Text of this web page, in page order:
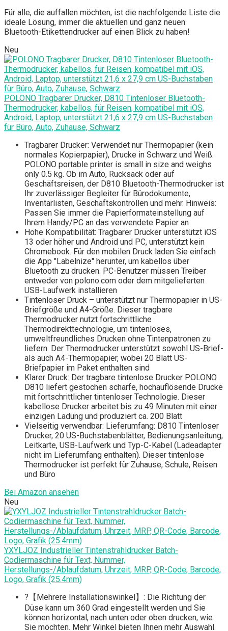
Für alle, die auffallen möchten, ist die nachfolgende Liste die
ideale Lösung, immer die aktuellen und ganz neuen
Bluetooth-Etikettendrucker auf einen Blick zu haben!
Neu
POLONO Tragbarer Drucker, D810 Tintenloser Bluetooth-
Thermodrucker, kabellos, für Reisen, kompatibel mit iOS,
Android, Laptop, unterstützt 21,6 x 27,9 cm US-Buchstaben
für Büro, Auto, Zuhause, Schwarz
Tragbarer Drucker: Verwendet nur Thermopapier (kein
normales Kopierpapier), Drucke in Schwarz und Weiß.
POLONO portable printer is small in size and weighs
only 0.5 kg. Ob im Auto, Rucksack oder auf
Geschäftsreisen, der D810 Bluetooth-Thermodrucker ist
Ihr zuverlässiger Begleiter für Bürodokumente,
Inventarlisten, Geschäftskontrollen und mehr. Hinweis:
Passen Sie immer die Papierformateinstellung auf
Ihrem Handy/PC an das verwendete Papier an
Hohe Kompatibilität: Tragbarer Drucker unterstützt iOS
13 oder höher und Android und PC, unterstützt kein
Chromebook. Für den mobilen Druck laden Sie einfach
die App "Labelnize" herunter, um kabellos über
Bluetooth zu drucken. PC-Benutzer müssen Treiber
entweder von polono.com oder dem mitgelieferten
USB-Laufwerk installieren
Tintenloser Druck – unterstützt nur Thermopapier in US-
Briefgröße und A4-Größe. Dieser tragbare
Thermodrucker nutzt fortschrittliche
Thermodirekttechnologie, um tintenloses,
umweltfreundliches Drucken ohne Tintenpatronen zu
liefern. Der Thermodrucker unterstützt sowohl US-Brief-
als auch A4-Thermopapier, wobei 20 Blatt US-
Briefpapier im Paket enthalten sind
Klarer Druck: Der tragbare tintenlose Drucker POLONO
D810 liefert gestochen scharfe, hochauflösende Drucke
mit fortschrittlicher tintenloser Technologie. Dieser
kabellose Drucker arbeitet bis zu 49 Minuten mit einer
einzigen Ladung und produziert ca. 200 Blatt
Vielseitig verwendbar: Lieferumfang: D810 Tintenloser
Drucker, 20 US-Buchstabenblätter, Bedienungsanleitung,
Leitkarte, USB-Laufwerk und Typ-C-Kabel (Ladeadapter
nicht im Lieferumfang enthalten). Dieser tintenlose
Thermodrucker ist perfekt für Zuhause, Schule, Reisen
und Büro
Bei Amazon ansehen
Neu
YXYLJOZ Industrieller Tintenstrahldrucker Batch-
Codiermaschine für Text, Nummer,
Herstellungs-/Ablaufdatum, Uhrzeit, MRP, QR-Code, Barcode,
Logo, Grafik (25.4mm)
?【Mehrere Installationswinkel】: Die Richtung der
Düse kann um 360 Grad eingestellt werden und Sie
können horizontal, nach unten oder oben drucken, wie
Sie möchten. Mehr Winkel bieten Ihnen mehr Auswahl.